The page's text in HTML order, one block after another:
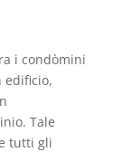
i condòmini
edificio,
Tale
tutti gli